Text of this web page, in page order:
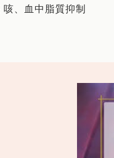
、血中脂質抑制